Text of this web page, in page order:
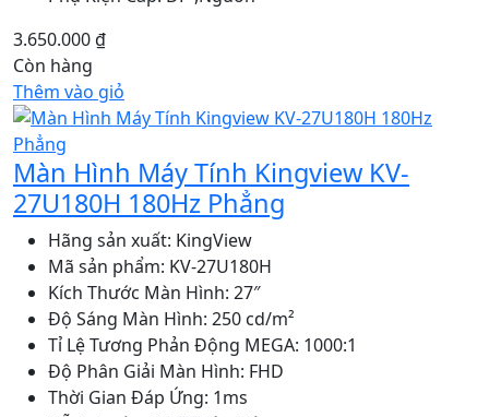
3.650.000₫
Còn hàng
Thêm vào giỏ
Màn Hình Máy Tính Kingview KV-
27U180H 180Hz Phẳng
Hãng sản xuất: KingView
Mã sản phẩm: KV-27U180H
Kích Thước Màn Hình: 27″
Độ Sáng Màn Hình: 250 cd/m²
Tỉ Lệ Tương Phản Động MEGA: 1000:1
Độ Phân Giải Màn Hình: FHD
Thời Gian Đáp Ứng: 1ms